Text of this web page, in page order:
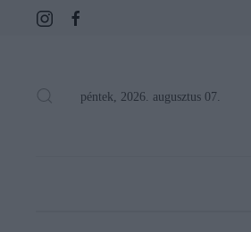
péntek, 2026. augusztus 07.